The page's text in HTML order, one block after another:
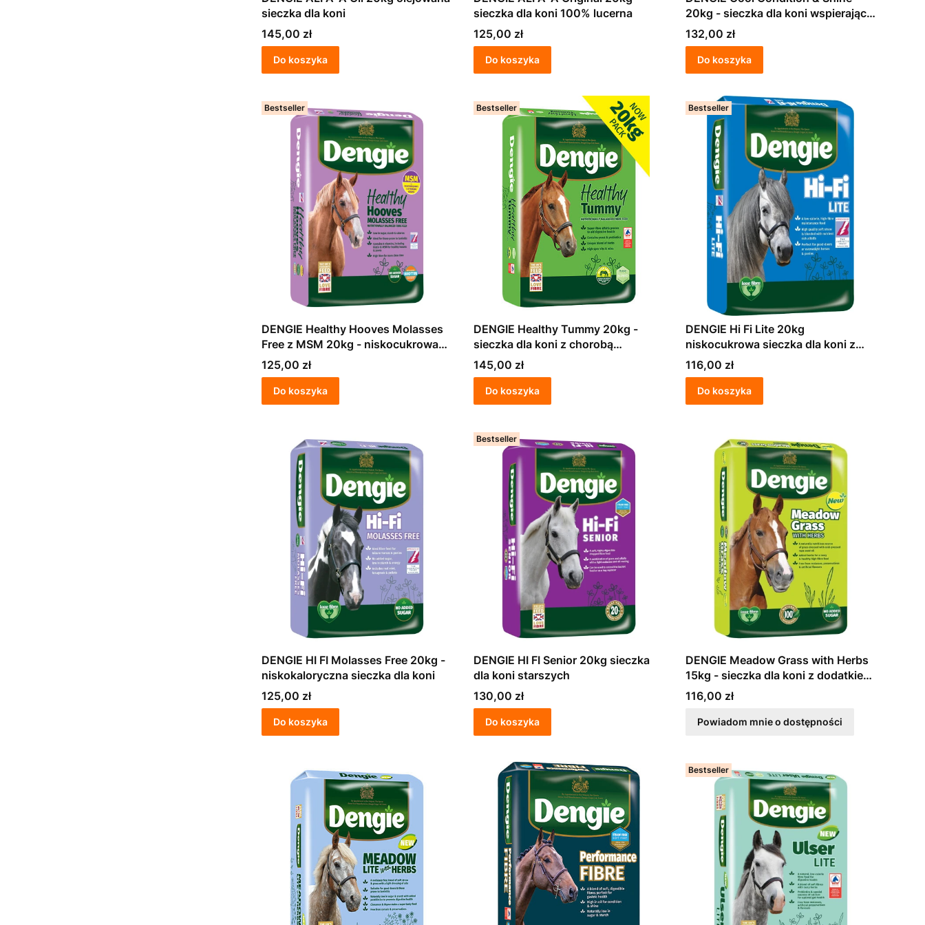
sieczka dla koni
Cena
145,00 zł
Do koszyka
sieczka dla koni 100% lucerna
Cena
125,00 zł
Do koszyka
20kg - sieczka dla koni wspierająca
przyrost masy mięśniowej
Cena
132,00 zł
Do koszyka
Bestseller
DENGIE Healthy Hooves Molasses
Free z MSM 20kg - niskocukrowa
sieczka dla koni ochwatowych
Cena
125,00 zł
Do koszyka
Bestseller
DENGIE Healthy Tummy 20kg -
sieczka dla koni z chorobą
wrzodową
Cena
145,00 zł
Do koszyka
Bestseller
DENGIE Hi Fi Lite 20kg
niskocukrowa sieczka dla koni z
nadwagą i ryzykiem ochwatu
Cena
116,00 zł
Do koszyka
DENGIE HI FI Molasses Free 20kg -
niskokaloryczna sieczka dla koni
Cena
125,00 zł
Do koszyka
Bestseller
DENGIE HI FI Senior 20kg sieczka
dla koni starszych
Cena
130,00 zł
Do koszyka
DENGIE Meadow Grass with Herbs
15kg - sieczka dla koni z dodatkiem
ziół
Cena
116,00 zł
Powiadom mnie o dostępności
Bestseller